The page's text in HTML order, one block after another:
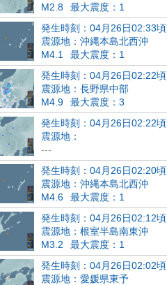
M2.8
最大震度：1
発生時刻：04月26日02:33頃
震源地：沖縄本島北西沖
M4.1
最大震度：1
発生時刻：04月26日02:22頃
震源地：長野県中部
M4.9
最大震度：3
発生時刻：04月26日02:22頃
震源地：
---
発生時刻：04月26日02:20頃
震源地：沖縄本島北西沖
M4.6
最大震度：1
発生時刻：04月26日02:12頃
震源地：根室半島南東沖
M3.2
最大震度：1
発生時刻：04月26日02:02頃
震源地：愛媛県東予